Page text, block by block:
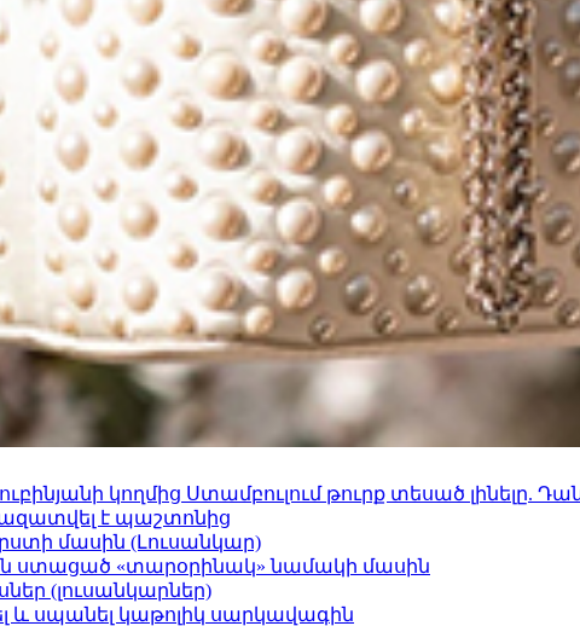
կողմից Ստամբուլում թուրք տեսած լինելը.
ազատվել է պաշտոնից
մասին (Լուսանկար)
ստացած «տարօրինակ» նամակի մասին
(լուսանկարներ)
և սպանել կաթոլիկ սարկավագին